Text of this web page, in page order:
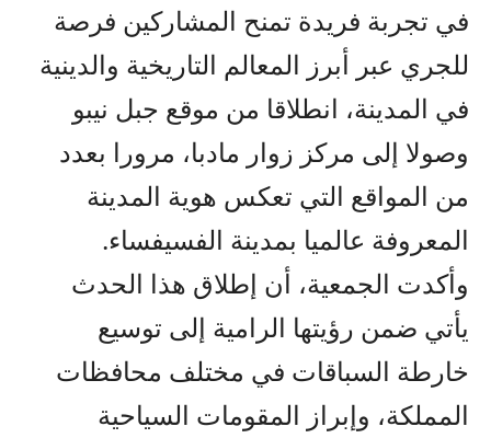
في تجربة فريدة تمنح المشاركين فرصة
للجري عبر أبرز المعالم التاريخية والدينية
في المدينة، انطلاقا من موقع جبل نيبو
وصولا إلى مركز زوار مادبا، مرورا بعدد
من المواقع التي تعكس هوية المدينة
المعروفة عالميا بمدينة الفسيفساء.
وأكدت الجمعية، أن إطلاق هذا الحدث
يأتي ضمن رؤيتها الرامية إلى توسيع
خارطة السباقات في مختلف محافظات
المملكة، وإبراز المقومات السياحية